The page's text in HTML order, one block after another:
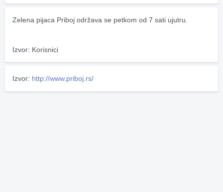
Zelena pijaca Priboj održava se petkom od 7 sati ujutru.
Izvor: Korisnici
Izvor: http://www.priboj.rs/